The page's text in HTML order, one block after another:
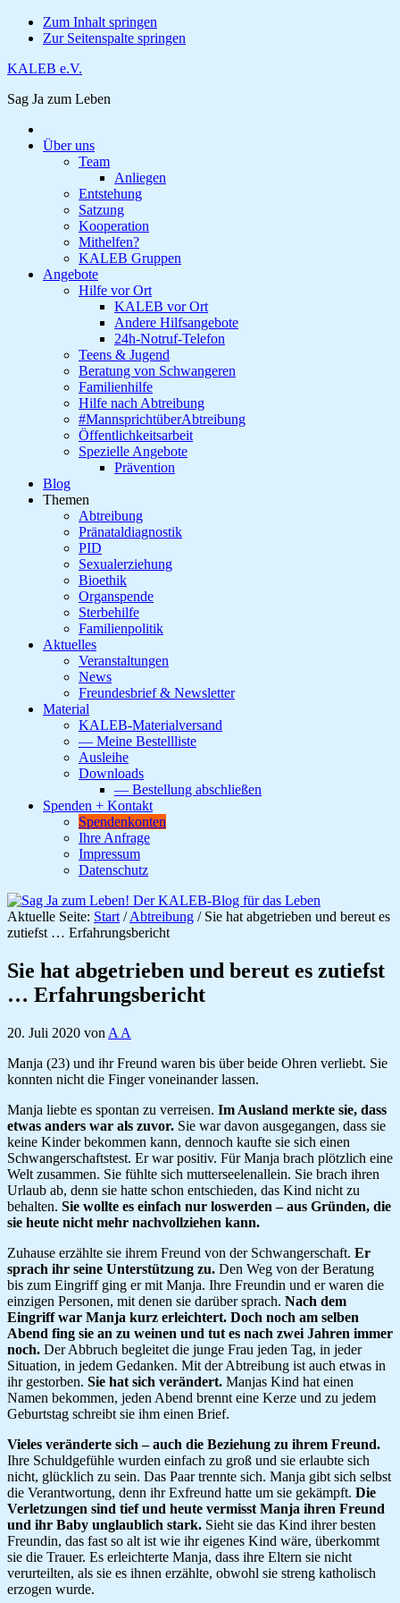
Zum Inhalt springen
Zur Seitenspalte springen
KALEB e.V.
Sag Ja zum Leben
Über uns
Team
Anliegen
Entstehung
Satzung
Kooperation
Mithelfen?
KALEB Gruppen
Angebote
Hilfe vor Ort
KALEB vor Ort
Andere Hilfsangebote
24h-Notruf-Telefon
Teens & Jugend
Beratung von Schwangeren
Familienhilfe
Hilfe nach Abtreibung
#MannsprichtüberAbtreibung
Öffentlichkeitsarbeit
Spezielle Angebote
Prävention
Blog
Themen
Abtreibung
Pränataldiagnostik
PID
Sexualerziehung
Bioethik
Organspende
Sterbehilfe
Familienpolitik
Aktuelles
Veranstaltungen
News
Freundesbrief & Newsletter
Material
KALEB-Materialversand
— Meine Bestellliste
Ausleihe
Downloads
— Bestellung abschließen
Spenden + Kontakt
Spendenkonten
Ihre Anfrage
Impressum
Datenschutz
Aktuelle Seite: Start / Abtreibung /Sie hat abgetrieben und bereut es
zutiefst … Erfahrungsbericht
Sie hat abgetrieben und bereut es zutiefst
… Erfahrungsbericht
20. Juli 2020 von A A
Manja (23) und ihr Freund waren bis über beide Ohren verliebt. Sie
konnten nicht die Finger voneinander lassen.
Manja liebte es spontan zu verreisen. Im Ausland merkte sie, dass
etwas anders war als zuvor. Sie war davon ausgegangen, dass sie
keine Kinder bekommen kann, dennoch kaufte sie sich einen
Schwangerschaftstest. Er war positiv. Für Manja brach plötzlich eine
Welt zusammen. Sie fühlte sich mutterseelenallein. Sie brach ihren
Urlaub ab, denn sie hatte schon entschieden, das Kind nicht zu
behalten. Sie wollte es einfach nur loswerden – aus Gründen, die
sie heute nicht mehr nachvollziehen kann.
Zuhause erzählte sie ihrem Freund von der Schwangerschaft. Er
sprach ihr seine Unterstützung zu. Den Weg von der Beratung
bis zum Eingriff ging er mit Manja. Ihre Freundin und er waren die
einzigen Personen, mit denen sie darüber sprach. Nach dem
Eingriff war Manja kurz erleichtert. Doch noch am selben
Abend fing sie an zu weinen und tut es nach zwei Jahren immer
noch. Der Abbruch begleitet die junge Frau jeden Tag, in jeder
Situation, in jedem Gedanken. Mit der Abtreibung ist auch etwas in
ihr gestorben. Sie hat sich verändert. Manjas Kind hat einen
Namen bekommen, jeden Abend brennt eine Kerze und zu jedem
Geburtstag schreibt sie ihm einen Brief.
Vieles veränderte sich – auch die Beziehung zu ihrem Freund.
Ihre Schuldgefühle wurden einfach zu groß und sie erlaubte sich
nicht, glücklich zu sein. Das Paar trennte sich. Manja gibt sich selbst
die Verantwortung, denn ihr Exfreund hatte um sie gekämpft. Die
Verletzungen sind tief und heute vermisst Manja ihren Freund
und ihr Baby unglaublich stark. Sieht sie das Kind ihrer besten
Freundin, das fast so alt ist wie ihr eigenes Kind wäre, überkommt
sie die Trauer. Es erleichterte Manja, dass ihre Eltern sie nicht
verurteilten, als sie es ihnen erzählte, obwohl sie streng katholisch
erzogen wurde.